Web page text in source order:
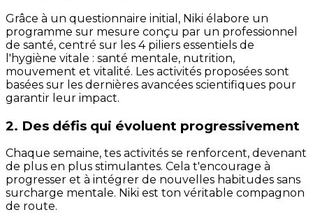
Grâce à un questionnaire initial, Niki élabore un
programme sur mesure conçu par un professionnel
de santé, centré sur les 4 piliers essentiels de
l'hygiène vitale : santé mentale, nutrition,
mouvement et vitalité. Les activités proposées sont
basées sur les dernières avancées scientifiques pour
garantir leur impact.
2. Des défis qui évoluent progressivement
Chaque semaine, tes activités se renforcent, devenant
de plus en plus stimulantes. Cela t'encourage à
progresser et à intégrer de nouvelles habitudes sans
surcharge mentale. Niki est ton véritable compagnon
de route.